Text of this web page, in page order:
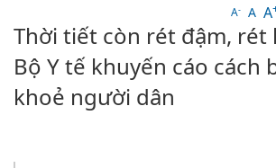
A- A A
Thời tiết còn rét đậm, rét
Bộ Y tế khuyến cáo cách
khoẻ người dân